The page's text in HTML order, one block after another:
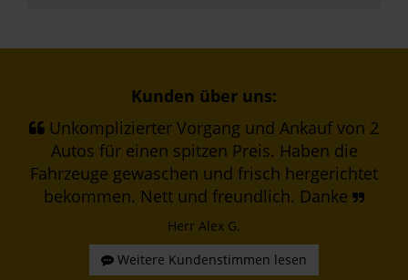
Kunden über uns:
Unkomplizierter Vorgang und Ankauf von 2
Autos für einen spitzen Preis. Haben die
Fahrzeuge gewaschen und frisch hergerichtet
bekommen. Nett und freundlich. Danke
Herr Alex G.
Weitere Kundenstimmen lesen